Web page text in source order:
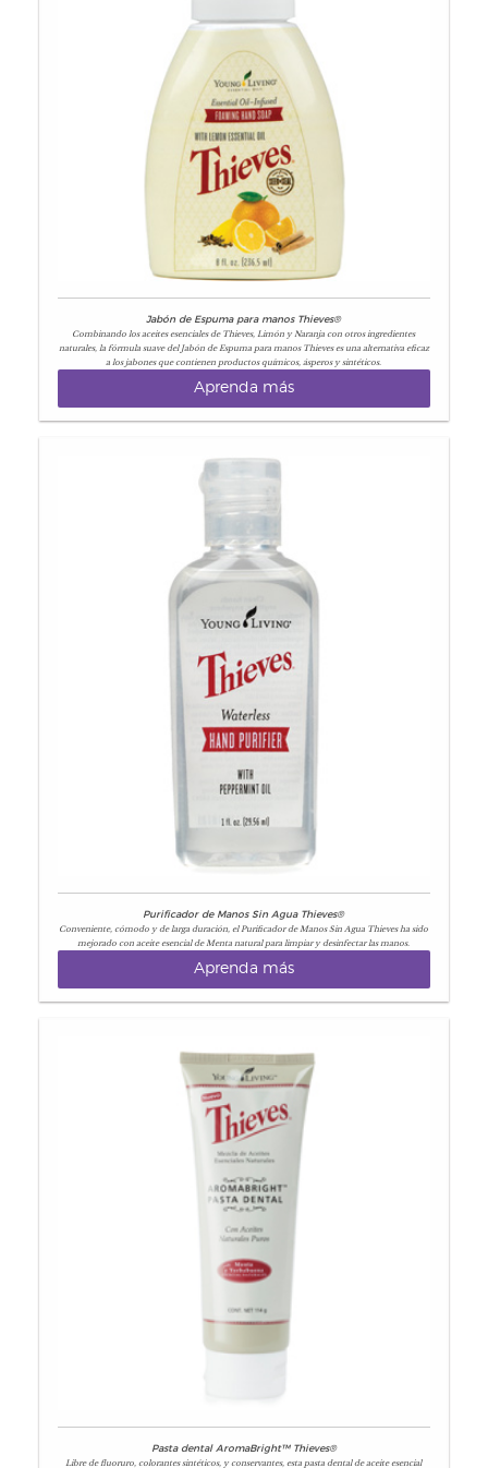
Jabón de Espuma para manos Thieves®
Combinando los aceites esenciales de Thieves, Limón y Naranja con otros ingredientes
naturales, la fórmula suave del Jabón de Espuma para manos Thieves es una alternativa eficaz
a los jabones que contienen productos químicos, ásperos y sintéticos.
Aprenda más
Purificador de Manos Sin Agua Thieves®
Conveniente, cómodo y de larga duración, el Purificador de Manos Sin Agua Thieves ha sido
mejorado con aceite esencial de Menta natural para limpiar y desinfectar las manos.
Aprenda más
Pasta dental AromaBright™ Thieves®
Libre de fluoruro, colorantes sintéticos, y conservantes, esta pasta dental de aceite esencial